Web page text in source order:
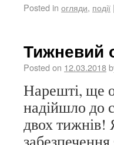
Posted in огляди, події |
Тижневий
Posted on 12.03.2018
Нарешті, ще
надійшло до
двох тижнів!